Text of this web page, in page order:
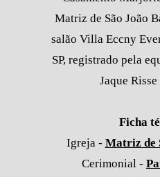
Matriz de São João
salão Villa Eccny
SP, registrado pela
Jaque
Ficha
Igreja - Matriz de
Cerimonial -